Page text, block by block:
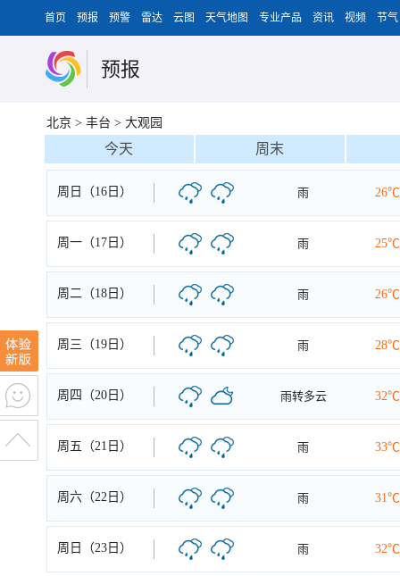
首页 预报 预警 雷达 云图 天气地图 专业产品 资讯 视频 节气
预报
北京 > 丰台 > 大观园
今天 周末
周日（16日） 雨 26℃
周一（17日） 雨 25℃
周二（18日） 雨 26℃
周三（19日） 雨 28℃
周四（20日） 雨转多云 32℃
周五（21日） 雨 33℃
周六（22日） 雨 31℃
周日（23日） 雨 32℃